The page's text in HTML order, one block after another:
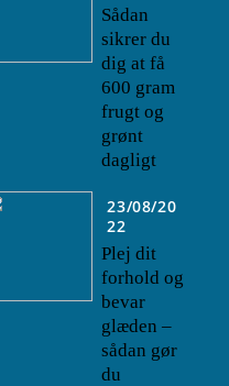
Sådan
sikrer du
dig at få
600 gram
frugt og
grønt
dagligt
23/08/20
22
Plej dit
forhold og
bevar
glæden –
sådan gør
du